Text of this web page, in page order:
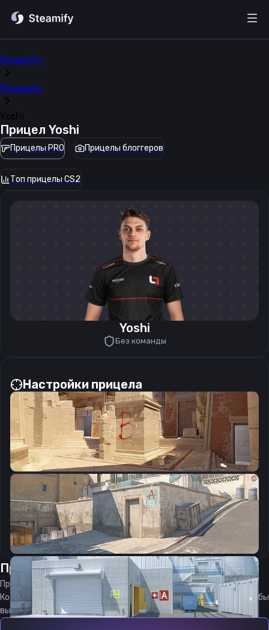
Steamify
Прицелы
Yoshi
Прицел Yoshi
Прицелы PRO Прицелы блоггеров
Топ прицелы CS2
Yoshi
Без команды
Настройки прицела
CSGO-xs9qy-4tx8q-RxwoT-v3vNh-xGCEB
Скопировать
ПрицелЙошиот07.08.2026
Прицел Yoshiявляется актуальным на
07.08.2026
Код прицела
CS 2 стараемся еженедельно обновлять, чтобы
вы могли играть с актуальными настройками игрока.